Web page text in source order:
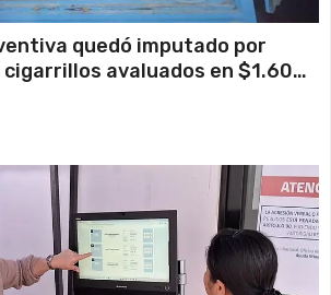
quedó imputado por
avaluados en $1.600